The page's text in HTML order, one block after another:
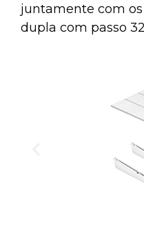
juntamente com
dupla com passo